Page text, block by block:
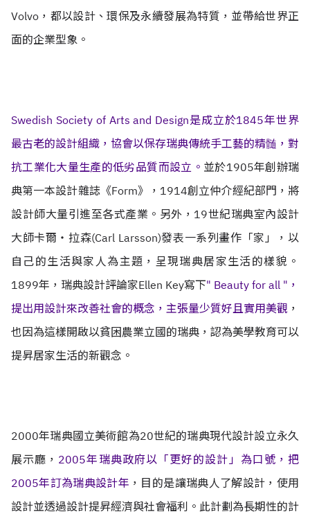
Volvo，都以設計、環保及永續發展為特質，並帶給世界正
面的企業型象。
Swedish Society of Arts and Design是成立於1845年世界
最古老的設計組織，協會以保存瑞典傳統手工藝的精髄，對
抗工業化大量生產的低劣品質而設立。 並於1905年創辦瑞
典第一本設計雜誌《Form》，1914創立仲介經紀部門，將
設計師大量引進至各式產業。另外，19世紀瑞典室內設計
大師卡爾‧拉森(Carl Larsson)發表一系列畫作「家」，以
自己的生活與家人為主題，呈現瑞典居家生活的樣貌。
1899年，瑞典設計評論家Ellen Key寫下" Beauty for all "，
提出用設計來改善社會的概念，主張量少質好且實用美觀 ，
也因為這樣開啟以貧困農業立國的瑞典，認為美學教育可以
提昇居家生活的新觀念。
2000年瑞典國立美術館為20世紀的瑞典現代設計設立永久
展示廳， 2005年瑞典政府以「更好的設計」為口號，把
2005年訂為瑞典設計年 ，目的是讓瑞典人了解設計，使用
設計並透過設計提昇經濟與社會福利。此計劃為長期性的計